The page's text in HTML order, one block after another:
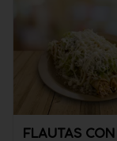
FLAUTAS CON